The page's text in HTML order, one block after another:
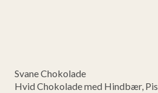
Svane Chokolade
Hvid Chokolade med Hindbær,